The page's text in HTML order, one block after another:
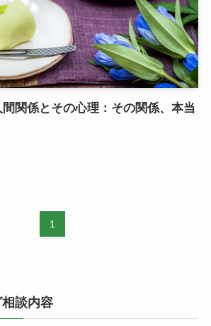
関係とその心理：その関係、本当
1
談内容